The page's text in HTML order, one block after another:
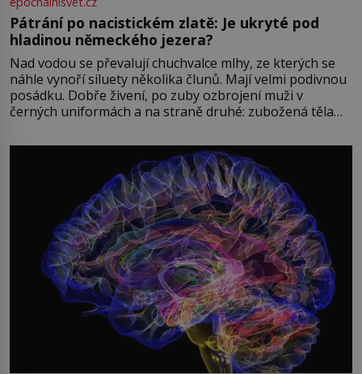
Pátrání po nacistickém zlatě: Je ukryté pod
hladinou německého jezera?
Nad vodou se převalují chuchvalce mlhy, ze kterých se
náhle vynoří siluety několika člunů. Mají velmi podivnou
posádku. Dobře živení, po zuby ozbrojení muži v
černých uniformách a na straně druhé: zubožená těla
přízračná scéna znamená? Je jaro roku 1945, druhá
světová válka se chýlí ke konci. Jezero Stolpsee